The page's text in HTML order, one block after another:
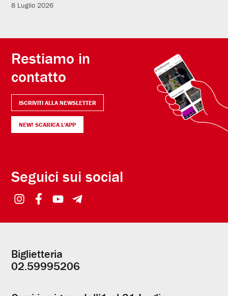
8 Luglio 2026
Restiamo in
contatto
ISCRIVITI ALLA NEWSLETTER
NEW! SCARICA L'APP
Seguici sui social
Informazioni
utili
Biglietteria
02.59995206